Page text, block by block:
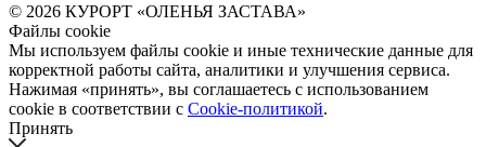
© 2026 КУРОРТ «ОЛЕНЬЯ ЗАСТАВА»
Файлы cookie
Мы используем файлы cookie и иные технические данные для
корректной работы сайта, аналитики и улучшения сервиса.
Нажимая «принять», вы соглашаетесь с использованием
cookie в соответствии с Cookie-политикой.
Принять